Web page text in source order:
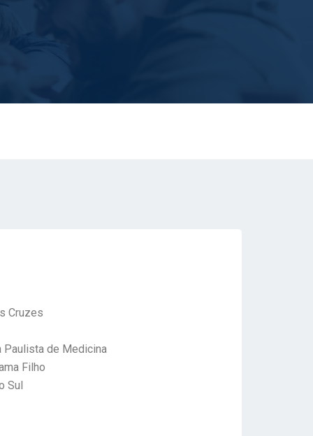
Cruzes
Paulista de Medicina
Filho
Sul